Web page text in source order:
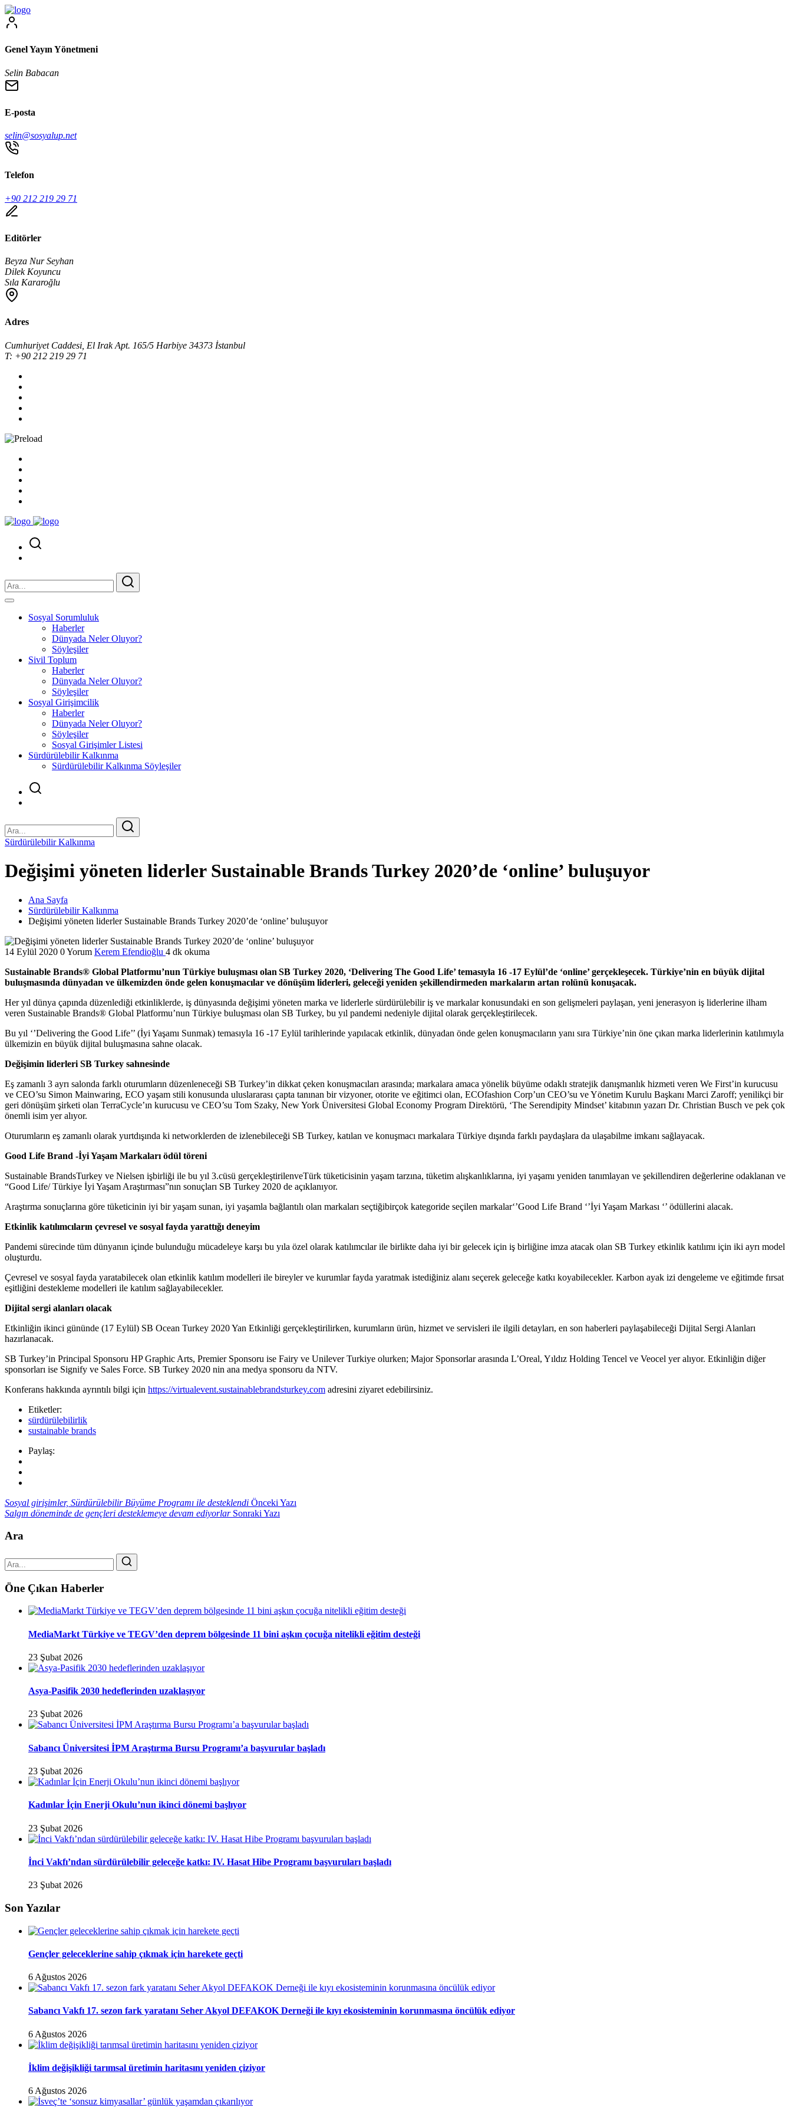
Genel Yayın Yönetmeni
Selin Babacan
E-posta
selin@sosyalup.net
Telefon
+90 212 219 29 71
Editörler
Beyza Nur Seyhan
Dilek Koyuncu
Sıla Kararoğlu
Adres
Cumhuriyet Caddesi, El Irak Apt. 165/5 Harbiye 34373 İstanbul
T: +90 212 219 29 71
Sosyal Sorumluluk
Haberler
Dünyada Neler Oluyor?
Söyleşiler
Sivil Toplum
Haberler
Dünyada Neler Oluyor?
Söyleşiler
Sosyal Girişimcilik
Haberler
Dünyada Neler Oluyor?
Söyleşiler
Sosyal Girişimler Listesi
Sürdürülebilir Kalkınma
Sürdürülebilir Kalkınma Söyleşiler
Sürdürülebilir Kalkınma
Değişimi yöneten liderler Sustainable Brands Turkey 2020’de ‘online’ buluşuyor
Ana Sayfa
Sürdürülebilir Kalkınma
Değişimi yöneten liderler Sustainable Brands Turkey 2020’de ‘online’ buluşuyor
14 Eylül 2020 0 Yorum Kerem Efendioğlu 4 dk okuma
Sustainable Brands® Global Platformu’nun Türkiye buluşması olan SB Turkey 2020, ‘Delivering The Good Life’ temasıyla 16 -17 Eylül’de ‘online’ gerçekleşecek. Türkiye’nin en büyük dijital
buluşmasında dünyadan ve ülkemizden önde gelen konuşmacılar ve dönüşüm liderleri, geleceği yeniden şekillendirmeden markaların artan rolünü konuşacak.
Her yıl dünya çapında düzenlediği etkinliklerde, iş dünyasında değişimi yöneten marka ve liderlerle sürdürülebilir iş ve markalar konusundaki en son gelişmeleri paylaşan, yeni jenerasyon iş liderlerine ilham
veren Sustainable Brands® Global Platformu’nun Türkiye buluşması olan SB Turkey, bu yıl pandemi nedeniyle dijital olarak gerçekleştirilecek.
Bu yıl ‘’Delivering the Good Life’’ (İyi Yaşamı Sunmak) temasıyla 16 -17 Eylül tarihlerinde yapılacak etkinlik, dünyadan önde gelen konuşmacıların yanı sıra Türkiye’nin öne çıkan marka liderlerinin katılımıyla
ülkemizin en büyük dijital buluşmasına sahne olacak.
Değişimin liderleri SB Turkey sahnesinde
Eş zamanlı 3 ayrı salonda farklı oturumların düzenleneceği SB Turkey’in dikkat çeken konuşmacıları arasında; markalara amaca yönelik büyüme odaklı stratejik danışmanlık hizmeti veren We First’in kurucusu
ve CEO’su Simon Mainwaring, ECO yaşam stili konusunda uluslararası çapta tanınan bir vizyoner, otorite ve eğitimci olan, ECOfashion Corp’un CEO’su ve Yönetim Kurulu Başkanı Marci Zaroff; yenilikçi bir
geri dönüşüm şirketi olan TerraCycle’ın kurucusu ve CEO’su Tom Szaky, New York Üniversitesi Global Economy Program Direktörü, ‘The Serendipity Mindset’ kitabının yazarı Dr. Christian Busch ve pek çok
önemli isim yer alıyor.
Oturumların eş zamanlı olarak yurtdışında ki networklerden de izlenebileceği SB Turkey, katılan ve konuşmacı markalara Türkiye dışında farklı paydaşlara da ulaşabilme imkanı sağlayacak.
Good Life Brand -İyi Yaşam Markaları ödül töreni
Sustainable BrandsTurkey ve Nielsen işbirliği ile bu yıl 3.cüsü gerçekleştirilenveTürk tüketicisinin yaşam tarzına, tüketim alışkanlıklarına, iyi yaşamı yeniden tanımlayan ve şekillendiren değerlerine odaklanan ve
“Good Life/ Türkiye İyi Yaşam Araştırması”nın sonuçları SB Turkey 2020 de açıklanıyor.
Araştırma sonuçlarına göre tüketicinin iyi bir yaşam sunan, iyi yaşamla bağlantılı olan markaları seçtiğibirçok kategoride seçilen markalar‘’Good Life Brand ‘’İyi Yaşam Markası ‘’ ödüllerini alacak.
Etkinlik katılımcıların çevresel ve sosyal fayda yarattığı deneyim
Pandemi sürecinde tüm dünyanın içinde bulunduğu mücadeleye karşı bu yıla özel olarak katılımcılar ile birlikte daha iyi bir gelecek için iş birliğine imza atacak olan SB Turkey etkinlik katılımı için iki ayrı model
oluşturdu.
Çevresel ve sosyal fayda yaratabilecek olan etkinlik katılım modelleri ile bireyler ve kurumlar fayda yaratmak istediğiniz alanı seçerek geleceğe katkı koyabilecekler. Karbon ayak izi dengeleme ve eğitimde fırsat
eşitliğini destekleme modelleri ile katılım sağlayabilecekler.
Dijital sergi alanları olacak
Etkinliğin ikinci gününde (17 Eylül) SB Ocean Turkey 2020 Yan Etkinliği gerçekleştirilirken, kurumların ürün, hizmet ve servisleri ile ilgili detayları, en son haberleri paylaşabileceği Dijital Sergi Alanları
hazırlanacak.
SB Turkey’in Principal Sponsoru HP Graphic Arts, Premier Sponsoru ise Fairy ve Unilever Turkiye olurken; Major Sponsorlar arasında L’Oreal, Yıldız Holding Tencel ve Veocel yer alıyor. Etkinliğin diğer
sponsorları ise Signify ve Sales Force. SB Turkey 2020 nin ana medya sponsoru da NTV.
Konferans hakkında ayrıntılı bilgi için https://virtualevent.sustainablebrandsturkey.com adresini ziyaret edebilirsiniz.
Etiketler:
sürdürülebilirlik
sustainable brands
Paylaş:
Sosyal girişimler, Sürdürülebilir Büyüme Programı ile desteklendi Önceki Yazı
Salgın döneminde de gençleri desteklemeye devam ediyorlarSonraki Yazı
Ara
Öne Çıkan Haberler
MediaMarkt Türkiye ve TEGV’den deprem bölgesinde 11 bini aşkın çocuğa nitelikli eğitim desteği
23 Şubat 2026
Asya-Pasifik 2030 hedeflerinden uzaklaşıyor
23 Şubat 2026
Sabancı Üniversitesi İPM Araştırma Bursu Programı’a başvurular başladı
23 Şubat 2026
Kadınlar İçin Enerji Okulu’nun ikinci dönemi başlıyor
23 Şubat 2026
İnci Vakfı’ndan sürdürülebilir geleceğe katkı: IV. Hasat Hibe Programı başvuruları başladı
23 Şubat 2026
Son Yazılar
Gençler geleceklerine sahip çıkmak için harekete geçti
6 Ağustos 2026
Sabancı Vakfı 17. sezon fark yaratanı Seher Akyol DEFAKOK Derneği ile kıyı ekosisteminin korunmasına öncülük ediyor
6 Ağustos 2026
İklim değişikliği tarımsal üretimin haritasını yeniden çiziyor
6 Ağustos 2026